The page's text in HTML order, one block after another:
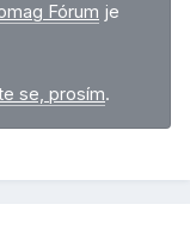
Fórum je
se, prosím.